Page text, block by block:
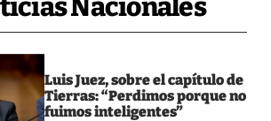
Nacionales
Luis Juez, sobre el capítulo de
Tierras: “Perdimos porque no
fuimos inteligentes”